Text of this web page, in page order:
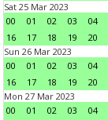
Sat 25 Mar 2023
00
01 02 03 04
16
17 18 19 20
Sun 26 Mar 2023
00
01 02 03 04
16
17 18 19 20
Mon 27 Mar 2023
00
01 02 03 04